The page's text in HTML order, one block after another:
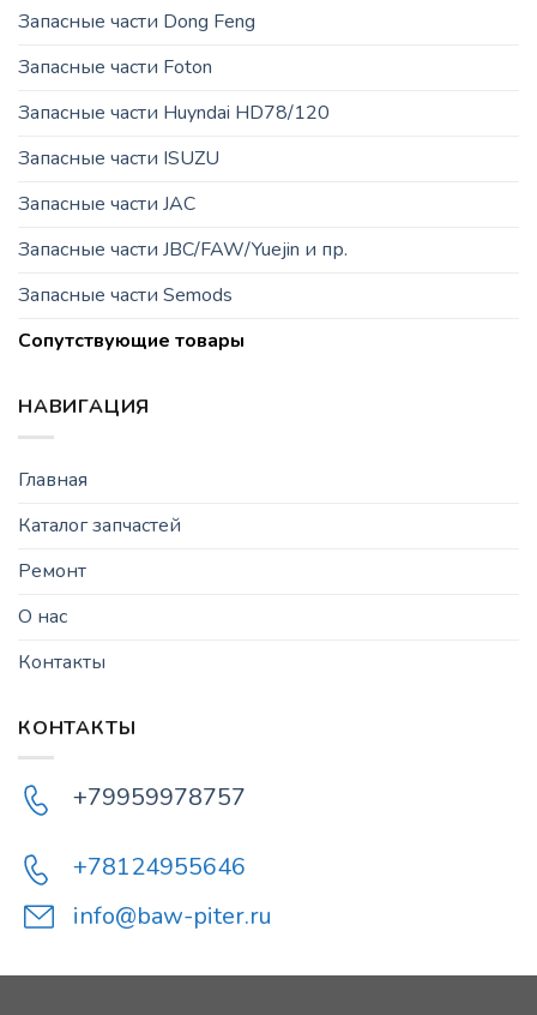
Запасные части Dong Feng
Запасные части Foton
Запасные части Huyndai HD78/120
Запасные части ISUZU
Запасные части JAC
Запасные части JBC/FAW/Yuejin и пр.
Запасные части Semods
Сопутствующие товары
НАВИГАЦИЯ
Главная
Каталог запчастей
Ремонт
О нас
Контакты
КОНТАКТЫ
+79959978757
+78124955646
info@baw-piter.ru